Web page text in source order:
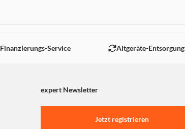
Finanzierungs-Service Altgeräte-Entsorgung
expert Newsletter
Jetzt registrieren